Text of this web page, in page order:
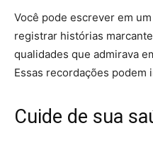
Você pode escrever em
registrar histórias
qualidades que admirava
Essas recordações podem
Cuide de sua